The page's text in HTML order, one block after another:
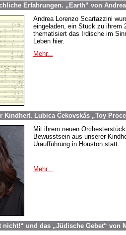
Erfahrungen. „Earth“ von
Andrea Lorenzo Scartazzini
eingeladen, ein Stück zu ihrem
thematisiert das Irdische im
Leben hier.
Mehr...
Kindheit. Ľubica Čekovskás „Toy
Mit ihrem neuen
Bewusstsein aus unserer
Uraufführung in Houston statt.
Mehr...
nicht!“ und das „Jüdische Gebet“ von